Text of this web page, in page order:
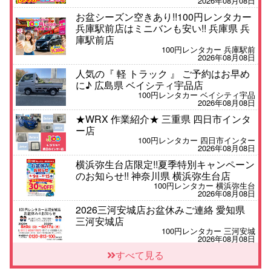
お盆シーズン空きあり!!100円レンタカー
兵庫駅前店はミニバンも安い!! 兵庫県 兵
庫駅前店
100円レンタカー 兵庫駅前
2026年08月08日
人気の『 軽 トラック 』 ご予約はお早め
に♪ 広島県 ベイシティ宇品店
100円レンタカー ベイシティ宇品
2026年08月08日
★WRX 作業紹介★ 三重県 四日市インタ
ー店
100円レンタカー 四日市インター
2026年08月08日
横浜弥生台店限定!!夏季特別キャンペーン
のお知らせ!! 神奈川県 横浜弥生台店
100円レンタカー 横浜弥生台
2026年08月08日
2026三河安城店お盆休みご連絡 愛知県
三河安城店
100円レンタカー 三河安城
2026年08月08日
☆ お盆特別乗り放題プラン ☆ 埼玉県 杉
戸店
すべて見る